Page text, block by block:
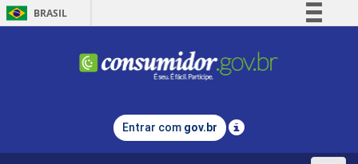
BRASIL
Comunica BR
Legislação
Entrar com gov.br